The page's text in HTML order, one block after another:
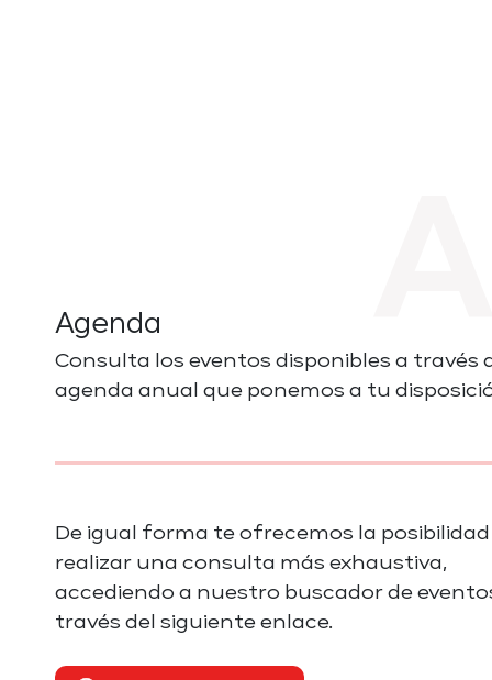
Agenda
Consulta los eventos disponibles a través
agenda anual que ponemos a tu
De igual forma te ofrecemos la posibilidad
realizar una consulta más exhaustiva,
accediendo a nuestro buscador de
través del siguiente enlace.